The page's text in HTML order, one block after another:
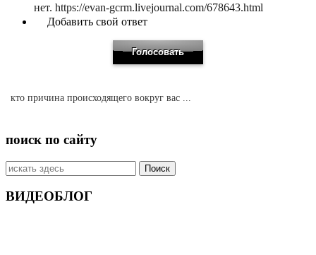
нет. https://evan-gcrm.livejournal.com/678643.html
Добавить свой ответ
кто причина происходящего вокруг вас ...
поиск по сайту
Искать:
ВИДЕОБЛОГ